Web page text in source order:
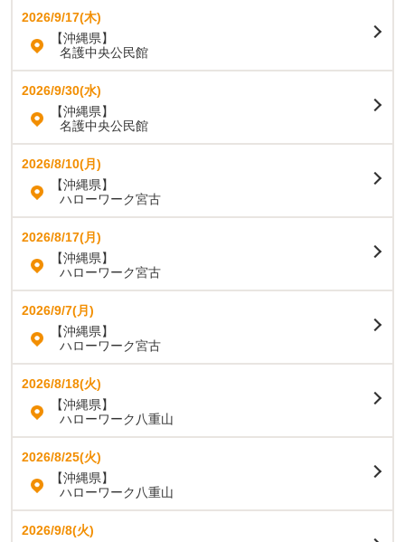
2026/9/17(木)
【沖縄県】
名護中央公民館
2026/9/30(水)
【沖縄県】
名護中央公民館
2026/8/10(月)
【沖縄県】
ハローワーク宮古
2026/8/17(月)
【沖縄県】
ハローワーク宮古
2026/9/7(月)
【沖縄県】
ハローワーク宮古
2026/8/18(火)
【沖縄県】
ハローワーク八重山
2026/8/25(火)
【沖縄県】
ハローワーク八重山
2026/9/8(火)